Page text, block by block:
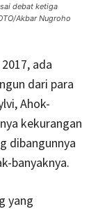
debat ketiga
Akbar Nugroho
ada
dari para
Ahok-
kekurangan
dibangunnya
banyaknya.
yang